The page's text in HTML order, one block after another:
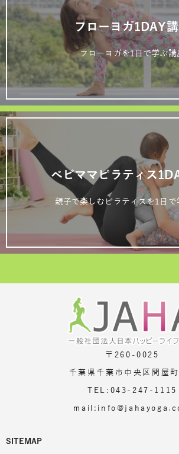
フローヨガ1DAY
フローヨガを1日で学ぶ講
ベビママピラティス
親子で楽しむピラティスを1日で
〒260-0025
千葉県千葉市中央区問屋
TEL:043-247-1115
SITEMAP